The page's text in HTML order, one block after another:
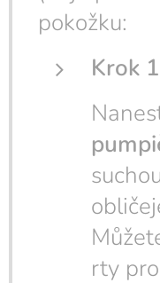
pokožku:
Krok
rty